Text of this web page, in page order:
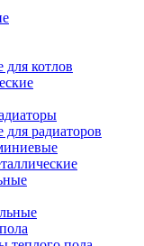
котлов
радиаторов